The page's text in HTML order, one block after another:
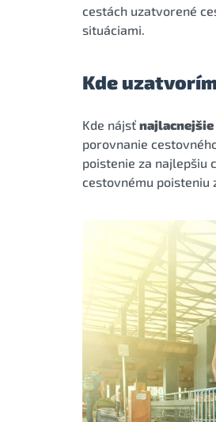
cestách uzatvorené
situáciami.
Kde
Kde nájsť
porovnanie
poistenie za najlepšiu
cestovnému poisteniu